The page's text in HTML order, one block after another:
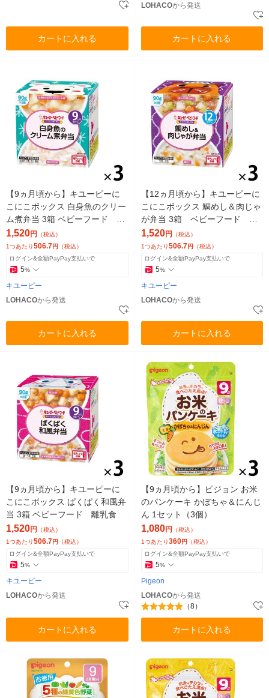
カートに入れる
LOHACOから発送
カートに入れる
【9ヵ月頃から】キユーピーに
こにこボックス 白身魚のクリー
ム煮弁当 3箱 ベビーフード 離
乳食
1,520円
（税込）
1つあたり506.7円 （税込）
ログイン&全額PayPay支払いで
5%
キユーピー
LOHACOから発送
カートに入れる
【12ヵ月頃から】キユーピーに
こにこボックス 鯛めし＆肉じゃ
が弁当 3箱 ベビーフード 離
乳食
1,520円
（税込）
1つあたり506.7 円 （税込）
ログイン&全額PayPay支払いで
5%
キユーピー
LOHACOから発送
カートに入れる
【9ヵ月頃から】キユーピーに
こにこボックス ぱくぱく和風弁
当 3箱 ベビーフード 離乳食
1,520円 （税込）
1つあたり506.7円 （税込）
ログイン&全額PayPay支払いで
5%
キユーピー
LOHACOから発送
カートに入れる
【9ヵ月頃から】ピジョン お米
のパンケーキ かぼちゃ＆にんじ
ん 1セット（3個）
1,080円 （税込）
1つあたり360円 （税込）
ログイン&全額PayPay支払いで
5%
Pigeon
LOHACOから発送
（8）
カートに入れる